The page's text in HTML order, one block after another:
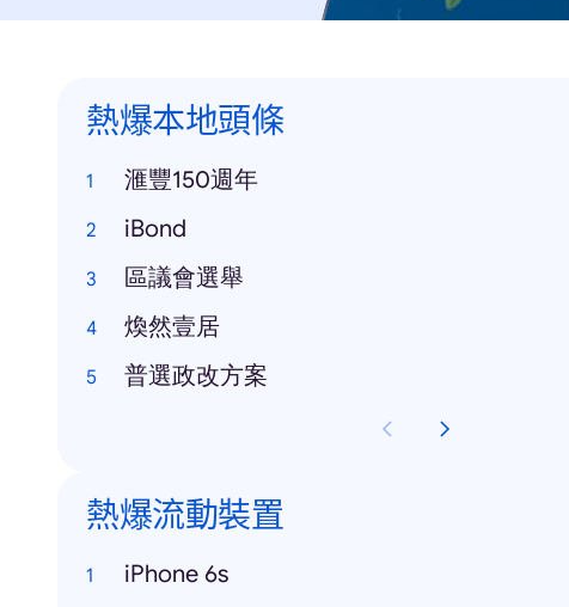
熱爆本地頭條
滙豐150週年
iBond
區議會選舉
煥然壹居
普選政改方案
熱爆流動裝置
iPhone 6s